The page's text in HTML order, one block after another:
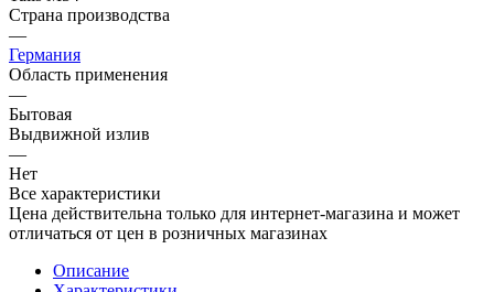
Страна производства
—
Германия
Область применения
—
Бытовая
Выдвижной излив
—
Нет
Все характеристики
Цена действительна только для интернет-магазина и может
отличаться от цен в розничных магазинах
Описание